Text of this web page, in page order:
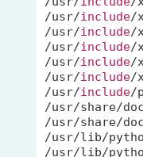
/usr/include/
/usr/include/
/usr/include/
/usr/include/
/usr/include/
/usr/include/
/usr/share/
/usr/share/
/usr/lib/
/usr/lib/